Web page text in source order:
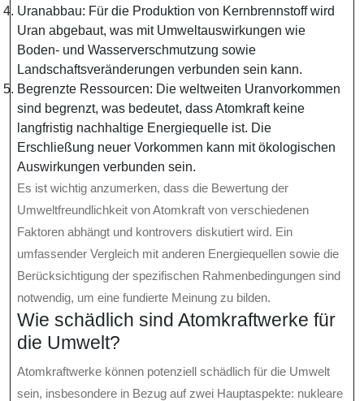
Uranabbau: Für die Produktion von Kernbrennstoff wird
Uran abgebaut, was mit Umweltauswirkungen wie
Boden- und Wasserverschmutzung sowie
Landschaftsveränderungen verbunden sein kann.
Begrenzte Ressourcen: Die weltweiten Uranvorkommen
sind begrenzt, was bedeutet, dass Atomkraft keine
langfristig nachhaltige Energiequelle ist. Die
Erschließung neuer Vorkommen kann mit ökologischen
Auswirkungen verbunden sein.
Es ist wichtig anzumerken, dass die Bewertung der
Umweltfreundlichkeit von Atomkraft von verschiedenen
Faktoren abhängt und kontrovers diskutiert wird. Ein
umfassender Vergleich mit anderen Energiequellen sowie die
Berücksichtigung der spezifischen Rahmenbedingungen sind
notwendig, um eine fundierte Meinung zu bilden.
Wie schädlich sind Atomkraftwerke für
die Umwelt?
Atomkraftwerke können potenziell schädlich für die Umwelt
sein, insbesondere in Bezug auf zwei Hauptaspekte: nukleare